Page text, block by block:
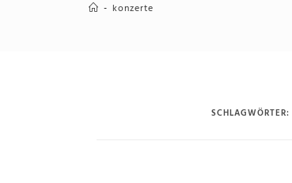
- konzerte
SCHLAGWÖRTER: